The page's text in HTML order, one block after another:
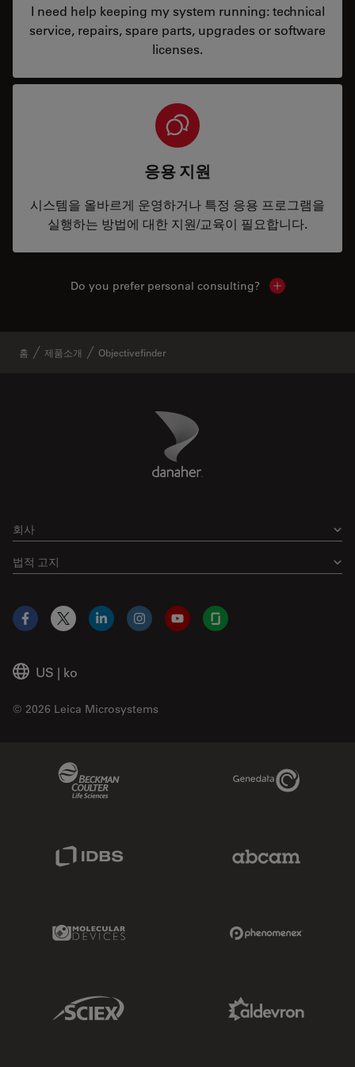
I need help keeping my system running: technical
service, repairs, spare parts, upgrades or software
licenses.
응용 지원
시스템을 올바르게 운영하거나 특정 응용 프로그램을
실행하는 방법에 대한 지원/교육이 필요합니다.
Do you prefer personal consulting? Show local
홈 제품소개 Objectivefinder
Danaher Logo
회사
법적 고지
US | ko
© 2026 Leica Microsystems
Facebook
X LinkedInInstagramYouTubeGlassdoor
Genedata Link
Molecular Devices Link
Sciex Link